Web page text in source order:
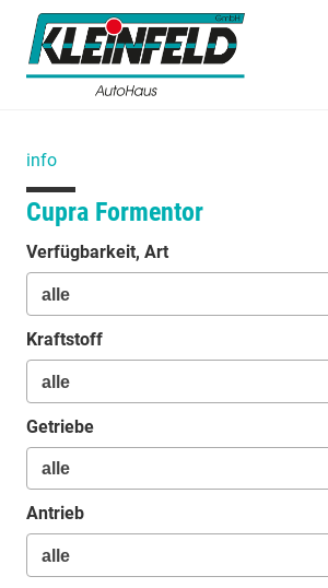
info
Cupra Formentor
Verfügbarkeit, Art
Kraftstoff
Getriebe
Antrieb